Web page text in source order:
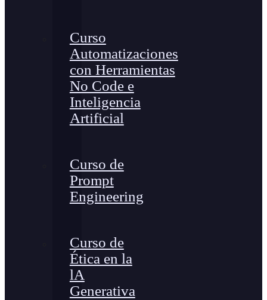
Curso
Automatizaciones
con Herramientas
No Code e
Inteligencia
Artificial
Curso de
Prompt
Engineering
Curso de
Ética en la
lA
Generativa